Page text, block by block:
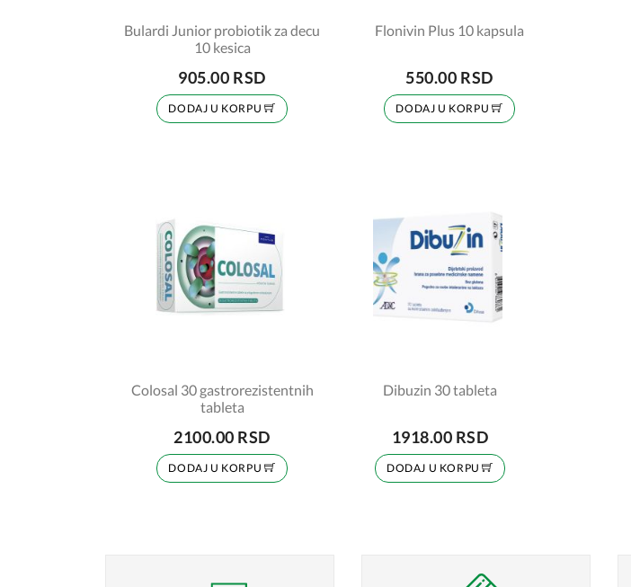
Bulardi Junior probiotik za decu
10 kesica
905.00 RSD
DODAJ U KORPU
Flonivin Plus 10 kapsula
550.00 RSD
DODAJ U KORPU
Colosal 30 gastrorezistentnih
tableta
2100.00 RSD
DODAJ U KORPU
Dibuzin 30 tableta
1918.00 RSD
DODAJ U KORPU